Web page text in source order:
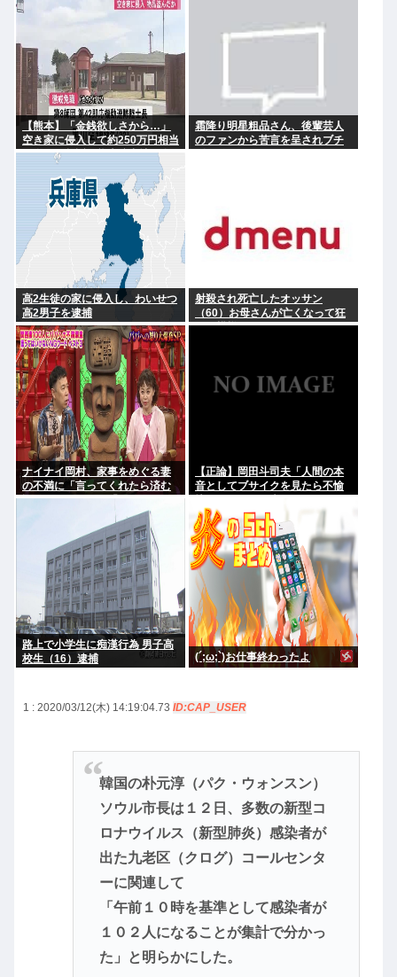
【熊本】「金銭欲しさから…」
空き家に侵入して約250万円相当
を盗んで起訴、熊本駐屯地の自
霜降り明星粗品さん、後輩芸人
のファンから苦言を呈されブチ
高2生徒の家に侵入し、わいせつ
高2男子を逮捕
射殺され死亡したオッサン
（60）お母さんが亡くなって狂
った模様
ナイナイ岡村、家事をめぐる妻
の不満に「言ってくれたら済む
話やん」になるみ「バイトやっ
たらクビやで」説教受け黙り込
【正論】岡田斗司夫「人間の本
音としてブサイクを見たら不愉
んだ」
路上で小学生に痴漢行為 男子高
校生（16）逮捕
(´;ω;`)お仕事終わったよ
1 : 2020/03/12(木) 14:19:04.73 ID:CAP_USER
韓国の朴元淳（パク・ウォンスン）
ソウル市長は１２日、多数の新型コ
ロナウイルス（新型肺炎）感染者が
出た九老区（クログ）コールセンタ
ーに関連して
「午前１０時を基準として感染者が
１０２人になることが集計で分かっ
た」と明らかにした。